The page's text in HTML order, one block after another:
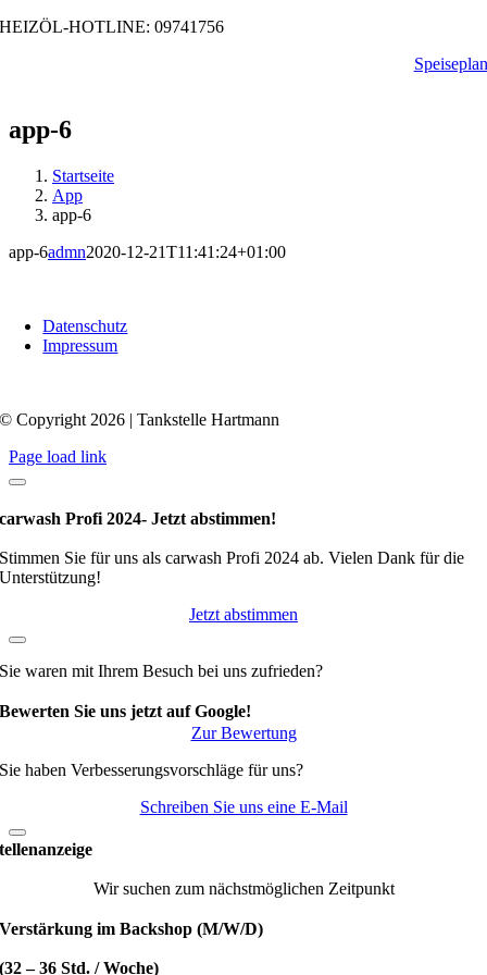
Zum
HEIZÖL-HOTLINE: 09741756
Speiseplan
app-6
Startseite
App
app-6
app-6admn2020-12-21T11:41:24+01:00
Datenschutz
Impressum
© Copyright 2026 | Tankstelle Hartmann
Page load link
carwash Profi 2024- Jetzt abstimmen!
Stimmen Sie für uns als carwash Profi 2024 ab. Vielen Dank für die
Unterstützung!
Jetzt abstimmen
Sie waren mit Ihrem Besuch bei uns zufrieden?
Bewerten Sie uns jetzt auf Google!
Zur Bewertung
Sie haben Verbesserungsvorschläge für uns?
Schreiben Sie uns eine E-Mail
Wir suchen zum nächstmöglichen Zeitpunkt
Verstärkung im Backshop (M/W/D)
(32 – 36 Std. / Woche)